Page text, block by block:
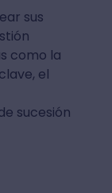
sus
como la
el
sucesión